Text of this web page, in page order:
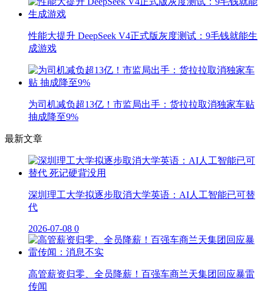
性能大提升 DeepSeek V4正式版灰度测试：9毛钱就能生
成游戏
为司机减负超13亿！市监局出手：货拉拉取消独家车贴
抽成降至9%
最新文章
深圳理工大学拟逐步取消大学英语：AI人工智能已可替
代
2026-07-08 0
高管薪资归零、全员降薪！百强车商兰天集团回应暴雷
传闻